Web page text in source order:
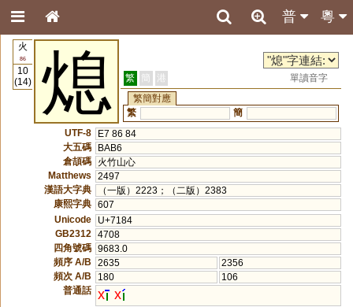
粵
普
火
86
10
(14)
熄 繁 簡 港
單讀音字
繁簡對應
繁
簡
UTF-8
E7 86 84
大五碼
BAB6
倉頡碼
火竹山心
Matthews
2497
漢語大字典
（一版）2223；（二版）2383
康熙字典 607
Unicode
U+7184
GB2312
4708
四角號碼 9683.0
頻序 A/B
2635
2356
頻次 A/B
180
106
普通話 x x